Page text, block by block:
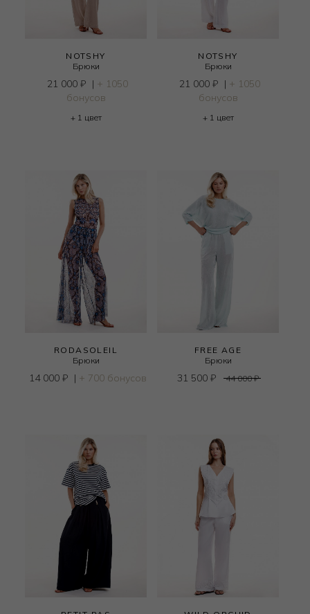
NOTSHY
Брюки
21 000 ₽ | + 1050
бонусов
+ 1 цвет
NOTSHY
Брюки
21 000 ₽ | + 1050
бонусов
+ 1 цвет
RODASOLEIL
Брюки
14 000 ₽ | + 700 бонусов
FREE AGE
Брюки
31 500 ₽ 44 000₽